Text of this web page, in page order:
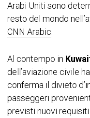
Arabi Uniti sono
resto del mondo
CNN Arabic
Al contempo in
dell’aviazione civile
conferma il divieto
passeggeri
previsti nuovi